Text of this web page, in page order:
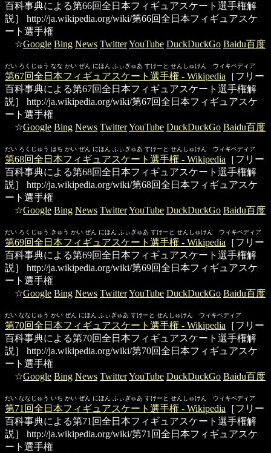
百科事典による第66回全日本フィギュアスケート選手権解
説］
http://ja.wikipedia.org/wiki/第66回全日本フィギュアスケ
ート選手権
☆Google Bing News TwitterYouTube DuckDuckGo Baidu百度
だい ろくじゅう なな かい ぜん にほん ふぃぎゅあ すけーと せんしゅけん ウィキペディア
第67回全日本フィギュアスケート選手権 - Wikipedia ［フリー
百科事典による第67回全日本フィギュアスケート選手権解
説］
http://ja.wikipedia.org/wiki/第67回全日本フィギュアスケ
ート選手権
☆Google Bing News TwitterYouTube DuckDuckGo Baidu百度
だい ろくじゅう はち かい ぜん にほん ふぃぎゅあ すけーと せんしゅけん ウィキペディア
第68回全日本フィギュアスケート選手権 - Wikipedia ［フリー
百科事典による第68回全日本フィギュアスケート選手権解
説］
http://ja.wikipedia.org/wiki/第68回全日本フィギュアスケ
ート選手権
☆Google Bing News TwitterYouTube DuckDuckGo Baidu百度
だい ろくじゅう きゅう かい ぜん にほん ふぃぎゅあ すけーと せんしゅけん ウィキペディア
第69回全日本フィギュアスケート選手権 - Wikipedia ［フリー
百科事典による第69回全日本フィギュアスケート選手権解
説］
http://ja.wikipedia.org/wiki/第69回全日本フィギュアスケ
ート選手権
☆Google Bing News TwitterYouTube DuckDuckGo Baidu百度
だい ななじゅう かい ぜん にほん ふぃぎゅあ すけーと せんしゅけん ウィキペディア
第70回全日本フィギュアスケート選手権 - Wikipedia ［フリー
百科事典による第70回全日本フィギュアスケート選手権解
説］
http://ja.wikipedia.org/wiki/第70回全日本フィギュアスケ
ート選手権
☆Google Bing News TwitterYouTube DuckDuckGo Baidu百度
だい ななじゅう いち かい ぜん にほん ふぃぎゅあ すけーと せんしゅけん ウィキペディア
第71回全日本フィギュアスケート選手権 - Wikipedia ［フリー
百科事典による第71回全日本フィギュアスケート選手権解
説］
http://ja.wikipedia.org/wiki/第71回全日本フィギュアスケ
ート選手権